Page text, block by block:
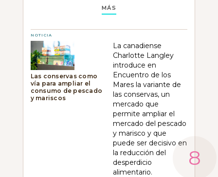
MÁS
NOTICIA
Las conservas como
vía para ampliar el
consumo de pescado
y mariscos
La canadiense
Charlotte Langley
introduce en
Encuentro de los
Mares la variante de
las conservas, un
mercado que
permite ampliar el
mercado del pescado
y marisco y que
puede ser decisivo en
la reducción del
desperdicio
alimentario.